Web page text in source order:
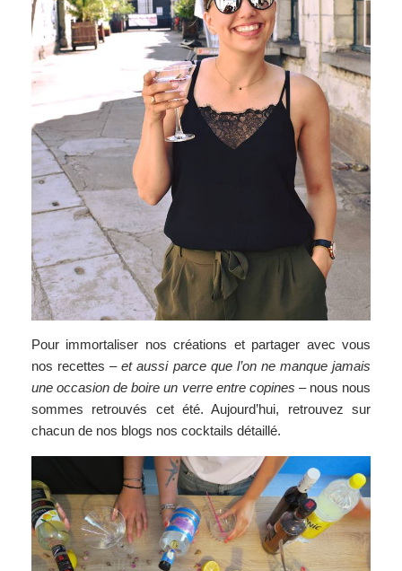
Pour immortaliser nos créations et partager avec vous
nos recettes –et aussi parce que l’on ne manque jamais
une occasion de boire un verre entre copines – nous nous
sommes retrouvés cet été. Aujourd’hui, retrouvez sur
chacun de nos blogs nos cocktails détaillé.